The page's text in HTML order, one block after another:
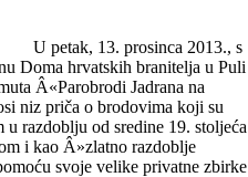
U petak, 13. prosinca 2013., s
Doma hrvatskih branitelja u Puli
Â«Parobrodi Jadrana na
niz priča o brodovima koji su
razdoblju od sredine 19. stoljeća
i kao Â»zlatno razdoblje
svoje velike privatne zbirke